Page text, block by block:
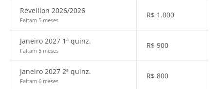
Réveillon 2026/2026
Faltam 5 meses
R$ 1.000
Janeiro 2027 1ª quinz.
Faltam 5 meses
R$ 900
Janeiro 2027 2ª quinz.
Faltam 6 meses
R$ 800